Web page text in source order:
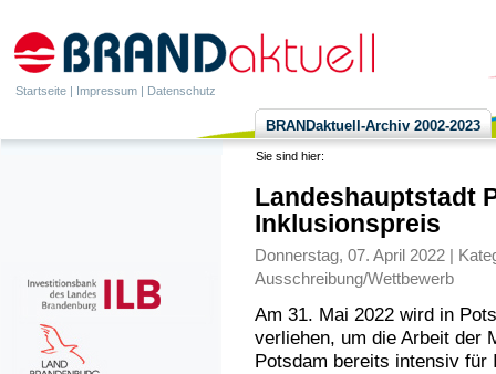
Startseite | Impressum | Datenschutz
BRANDaktuell-Archiv 2002-2023
Sie sind hier:
Landeshauptstadt
Inklusionspreis
Donnerstag, 07. April 2022 |
Ausschreibung/Wettbewerb
Am 31. Mai 2022 wird in
verliehen, um die Arbeit der
Potsdam bereits intensiv für